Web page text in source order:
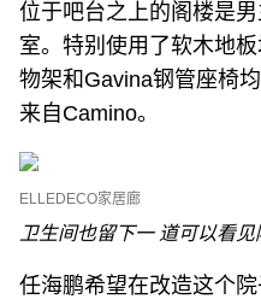
位于吧台之上的阁楼是
室。特别使用了软木地
物架和Gavina钢管座椅
来自Camino。
ELLEDECO家居廊
卫生间也留下一 道可以看见
任海鹏希望在改造这个